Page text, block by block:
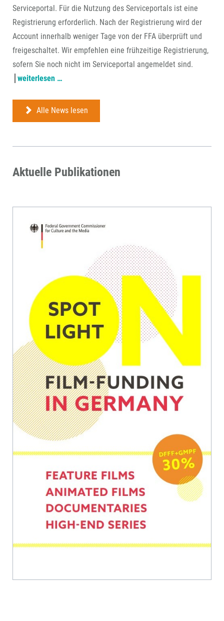
Serviceportal. Für die Nutzung des Serviceportals ist eine
Registrierung erforderlich. Nach der Registrierung wird der
Account innerhalb weniger Tage von der FFA überprüft und
freigeschaltet. Wir empfehlen eine frühzeitige Registrierung,
sofern Sie noch nicht im Serviceportal angemeldet sind.
weiterlesen …antragstellung
22.
juli
ffa-
Alle News lesen
Aktuelle Publikationen